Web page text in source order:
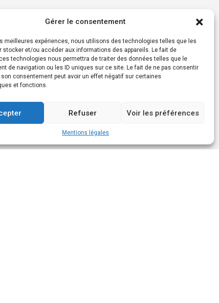
Gérer le consentement
meilleures expériences, nous utilisons des technologies telles que les
stocker et/ou accéder aux informations des appareils. Le fait de
technologies nous permettra de traiter des données telles que le
de navigation ou les ID uniques sur ce site. Le fait de ne pas consentir
son consentement peut avoir un effet négatif sur certaines
et fonctions.
Refuser Voir les préférences
Mentions légales